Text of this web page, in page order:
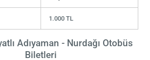
1.000 TL
Adıyaman - Nurdağı Otobüs
Biletleri